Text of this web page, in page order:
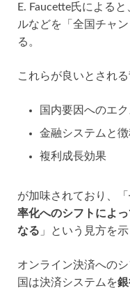
E. Faucette氏による
ルなどを「全国チャ
る。
これらが良いとされる
国内要因へのエ
金融システムと
複利成長効果
が加味されており、「
率化へのシフトによ
なる 」という見方を示
オンライン決済への
国は決済システムを